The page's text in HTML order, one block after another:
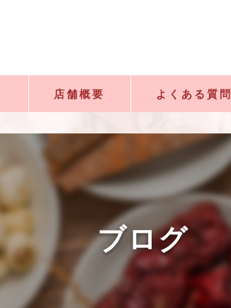
店舗概要 よくある質問
ブログ